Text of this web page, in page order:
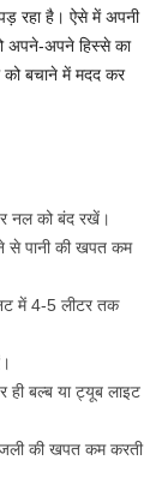
पड़ रहा है। ऐसे में अपनी
अपने-अपने हिस्से का
को बचाने में मदद कर
नल को बंद रखें।
से पानी की खपत कम
में 4-5 लीटर तक
ही बल्ब या ट्यूब लाइट
की खपत कम करती